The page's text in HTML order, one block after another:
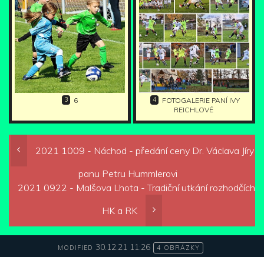
3 6 4
FOTOGALERIE PANÍ IVY
REICHLOVÉ
2021 1009 - Náchod - předání ceny Dr. Václava Jíry
panu Petru Hummlerovi
2021 0922 - Malšova Lhota - Tradiční utkání rozhodčích
HK a RK
MODIFIED 30.12.21 11:26 4 OBRÁZKY